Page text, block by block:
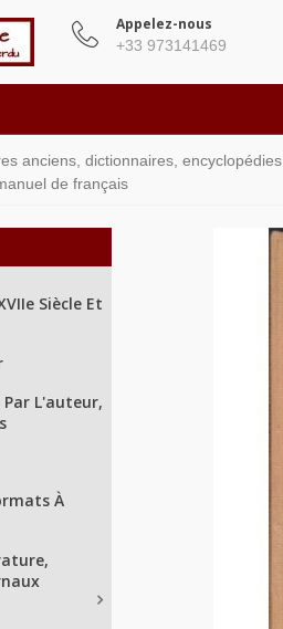
Appelez-nous
+33 973141469
anciens, dictionnaires, encyclopédies
de français
Siècle Et
Par L'auteur,
À